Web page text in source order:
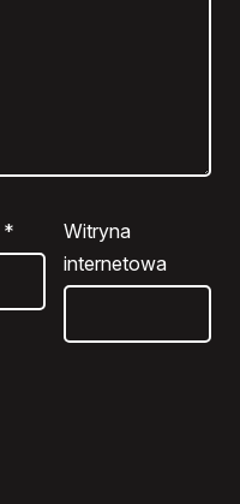
*
Witryna
internetowa